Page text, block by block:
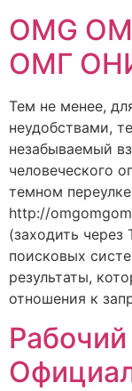
OMG
ОМГ
Тем не менее,
неудобствами,
незабываемый
человеческого
темном
http://
(заходить
поисковых
результаты,
отношения к